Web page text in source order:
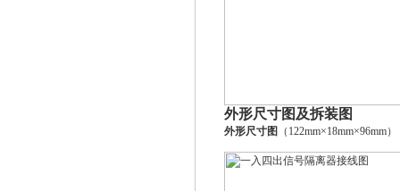
外形尺寸图及拆装图
外形尺寸图 （122mm×18mm